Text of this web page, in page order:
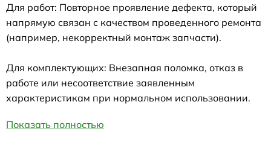
Для работ: Повторное проявление дефекта, который
напрямую связан с качеством проведенного ремонта
(например, некорректный монтаж запчасти).
Для комплектующих: Внезапная поломка, отказ в
работе или несоответствие заявленным
характеристикам при нормальном использовании.
Показать полностью